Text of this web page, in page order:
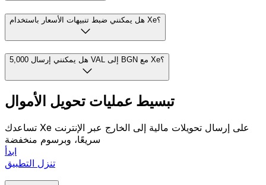
هل يمكنني ضبط تنبيهات الأسعار باستخدام Xe؟
هل يمكنني إرسال 5,000 VAL إلى BGN مع Xe؟
تبسيط عمليات تحويل الأموال
تساعدك Xe على إرسال تحويلات مالية إلى الخارج عبر الإنترنت
سريعًا، وبرسوم منخفضة
ابدأ
تنزل التطبيق